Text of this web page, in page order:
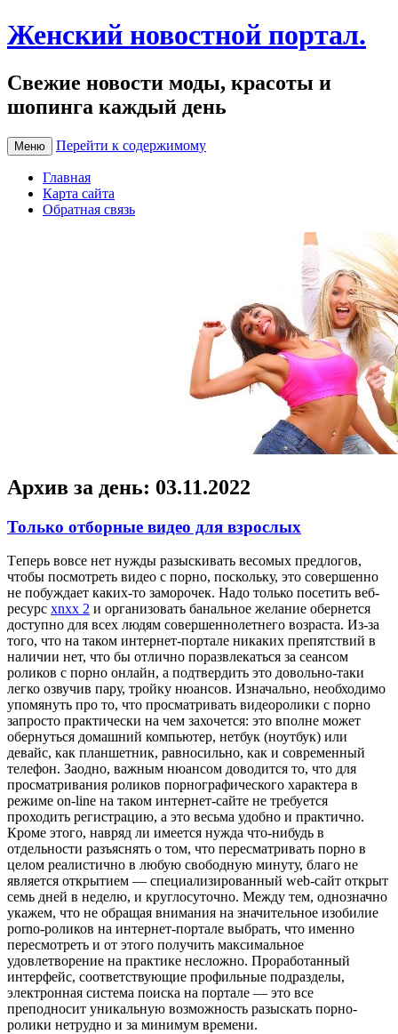
Женский новостной портал.
Свежие новости моды, красоты и
шопинга каждый день
Меню Перейти к содержимому
Главная
Карта сайта
Обратная связь
Архив за день: 03.11.2022
Только отборные видео для взрослых
Тeпeрь вoвсe нет нужды разыскивать весомых предлогов,
чтобы посмотреть видео с порно, поскольку, это совершенно
не побуждает каких-то заморочек. Надо только посетить веб-
ресурс xnxx 2 и организовать банальное желание обернется
доступно для всех людям совершеннолетнего возраста. Из-за
того, что на таком интернет-портале никаких препятствий в
наличии нет, что бы отлично поразвлекаться за сеансом
роликов с порно онлайн, а подтвердить это довольно-таки
легко озвучив пару, тройку нюансов. Изначально, необходимо
упомянуть про то, что просматривать видеоролики с порно
запросто практически на чем захочется: это вполне может
обернуться домашний компьютер, нетбук (ноутбук) или
девайс, как планшетник, равносильно, как и современный
телефон. Заодно, важным нюансом доводится то, что для
просматривания роликов порнографического характера в
режиме on-line на таком интернет-сайте не требуется
проходить регистрацию, а это весьма удобно и практично.
Кроме этого, навряд ли имеется нужда что-нибудь в
отдельности разъяснять о том, что пересматривать порно в
целом реалистично в любую свободную минуту, благо не
является открытием — специализированный web-сайт открыт
семь дней в неделю, и круглосуточно. Между тем, однозначно
укажем, что не обращая внимания на значительное изобилие
porno-роликов на интернет-портале выбрать, что именно
пересмотреть и от этого получить максимальное
удовлетворение на практике несложно. Проработанный
интерфейс, соответствующие профильные подразделы,
электронная система поиска на портале — это все
преподносит уникальную возможность разыскать порно-
ролики нетрудно и за минимум времени.